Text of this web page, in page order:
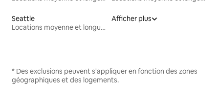
Seattle
Locations moyenne et longue durée
Afficher plus
* Des exclusions peuvent s'appliquer en fonction des zones
géographiques et des logements.